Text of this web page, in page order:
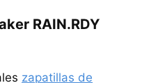
RAIN.RDY
zapatillas de